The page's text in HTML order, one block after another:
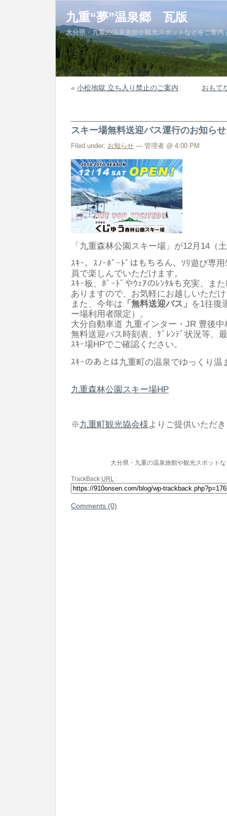
九重“夢”温泉郷 瓦版
大分県・九重の温泉旅館や観光スポットなどをご案内
« 小松地獄 立ち入り禁止のご案内 おもて
スキー場無料送迎バス運行のお知らせ
Filed under: お知らせ — 管理者 @ 4:00 PM
「九重森林公園スキー場」が12月14（
ｽｷｰ、ｽﾉｰﾎﾞｰﾄﾞはもちろん、ｿﾘ遊び専
員で楽しんでいただけます。
ｽｷｰ板、ﾎﾞｰﾄﾞやｳｪｱのﾚﾝﾀﾙも充実、ま
ありますので、お気軽にお越しいただ
また、今年は 「無料送迎バス」 を1往復
ー場利用者限定）。
大分自動車道 九重インター・JR 豊後
無料送迎バス時刻表、ｹﾞﾚﾝﾃﾞ状況等、
ｽｷｰ場HPでご確認ください。
ｽｷｰのあとは九重町の温泉でゆっくり温
九重森林公園スキー場HP
※九重町観光協会様よりご提供いただ
大分県・九重の温泉旅館や観光スポット
TrackBack URL :
Comments (0)